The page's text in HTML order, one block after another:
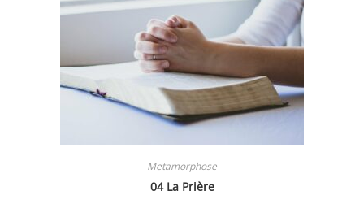
Metamorphose
04 La Prière